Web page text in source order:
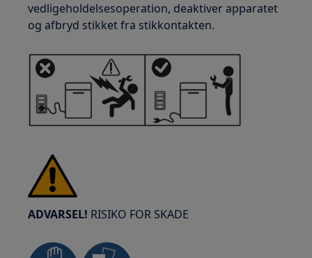
vedligeholdelsesoperation, deaktiver apparatet
og afbryd stikket fra stikkontakten.
ADVARSEL! RISIKO FOR SKADE